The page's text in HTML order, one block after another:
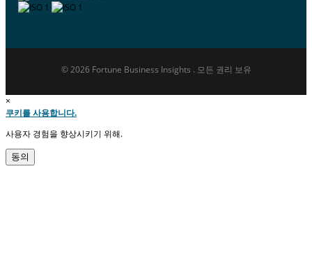
© 2026 Fortune Business Insights . 모든 권리 보유
×
쿠키를 사용합니다.
사용자 경험을 향상시키기 위해.
동의